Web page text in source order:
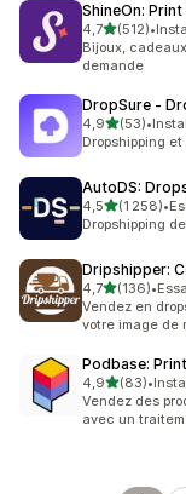
ShineOn:
4,7étoile(s) sur
(512)
512 avis au total
•
Bijoux,
demande
DropSure ‑
4,9étoile(s) sur
(53)
53 avis au total
•
Dropshipping
AutoDS:
4,5étoile(s) sur
(1 258)
1258 avis au•
Dropshipping
Dripshipper:
4,7étoile(s) sur
(136)
136 avis au total
•
Vendez en
votre image de
Podbase:
4,9étoile(s) sur
(83)
83 avis au total
•
Vendez des
avec un